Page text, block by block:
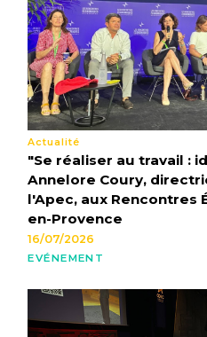
Actualité
"Se réaliser au travail :
Annelore Coury,
l'Apec, aux Rencontres
en-Provence
16/07/2026
EVÉNEMENT